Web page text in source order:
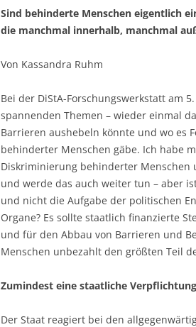
Sind behinderte Menschen eigentlich
die manchmal innerhalb, manchmal
Von Kassandra Ruhm
Bei der DiStA-Forschungswerkstatt am
spannenden Themen – wieder einmal
Barrieren aushebeln könnte und wo es
behinderter Menschen gäbe. Ich habe
Diskriminierung behinderter Menschen
und werde das auch weiter tun – aber
und nicht die Aufgabe der politischen
Organe? Es sollte staatlich finanzierte
und für den Abbau von Barrieren und
Menschen unbezahlt den größten Teil
Zumindest eine staatliche Verpflichtung
Der Staat reagiert bei den